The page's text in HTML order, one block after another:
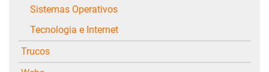
Sistemas Operativos
Tecnologia e Internet
Trucos